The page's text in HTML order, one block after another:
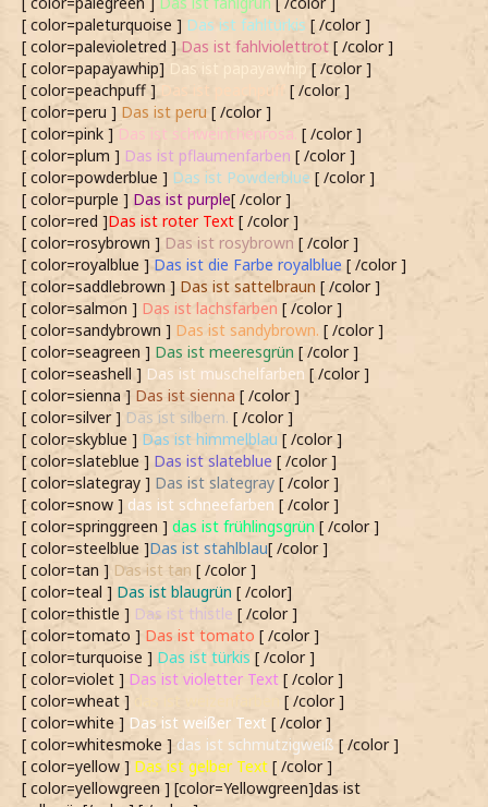
[ color=paleturquoise ] Das ist fahltürkis [ /color ]
[ color=palevioletred ]Das ist fahlviolettrot [ /color ]
[ color=papayawhip] Das ist papayawhip [ /color ]
[ color=peachpuff ]
Das ist peachpuff [ /color ]
[ color=peru ] Das ist peru [ /color ]
[ color=pink ]Das ist schweinchenrosa.[ /color ]
[ color=plum ] Das ist pflaumenfarben [ /color ]
[ color=powderblue ] Das ist Powderblue [ /color ]
[ color=purple ] Das ist purple[ /color ]
[ color=red ]Das ist roter Text [ /color ]
[ color=rosybrown ] Das ist rosybrown [ /color ]
[ color=royalblue ] Das ist die Farbe royalblue [ /color ]
[ color=saddlebrown ] Das ist sattelbraun [ /color ]
[ color=salmon ] Das ist lachsfarben [ /color ]
[ color=sandybrown ] Das ist sandybrown. [ /color ]
[ color=seagreen ] Das ist meeresgrün [ /color ]
[ color=seashell ] Das ist muschelfarben [ /color ]
[ color=sienna ] Das ist sienna [ /color ]
[ color=silver ] Das ist silbern. [ /color ]
[ color=skyblue ] Das ist himmelblau [ /color ]
[ color=slateblue ] Das ist slateblue [ /color ]
[ color=slategray ] Das ist slategray [ /color ]
[ color=snow ] das ist schneefarben [ /color ]
[ color=springgreen ] das ist frühlingsgrün [ /color ]
[ color=steelblue ]Das ist stahlblau[ /color ]
[ color=tan ] Das ist tan [ /color ]
[ color=teal ] Das ist blaugrün [ /color]
[ color=thistle ] Das ist thistle [ /color ]
[ color=tomato ] Das ist tomato [ /color ]
[ color=turquoise ] Das ist türkis [ /color ]
[ color=violet ] Das ist violetter Text [ /color ]
[ color=wheat ]
[ /color ]
[ color=white ] Das ist weißer Text [ /color ]
[ color=whitesmoke ] das ist schmutzigweiß [ /color ]
[ color=yellow ] Das ist gelber Text [ /color ]
[ color=yellowgreen ] [color=Yellowgreen]das ist